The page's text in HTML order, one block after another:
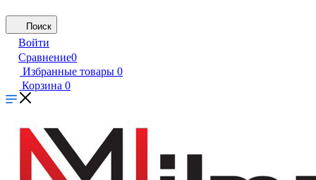
Поиск
Войти
Сравнение0
Избранные товары 0
Корзина 0